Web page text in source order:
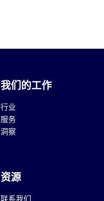
我们的工作
行业
服务
洞察
资源
联系我们